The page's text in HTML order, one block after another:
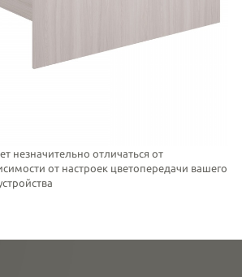
незначительно отличаться от
от настроек цветопередачи вашего